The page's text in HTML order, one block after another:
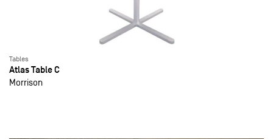
Tables
Atlas Table C
Morrison